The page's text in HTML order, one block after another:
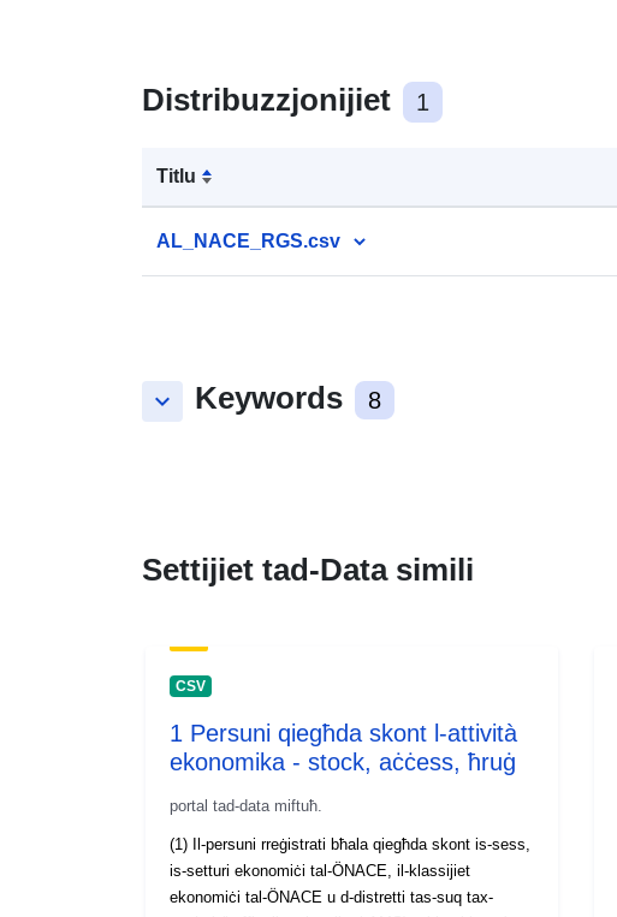
Distribuzzjonijiet 1
Titlu
AL_NACE_RGS.csv
keyboard_arrow_down Keywords 8
Settijiet tad-Data simili
CSV
1 Persuni qiegħda skont l-attività
ekonomika - stock, aċċess, ħruġ
portal tad-data miftuħ.
(1) Il-persuni rreġistrati bħala qiegħda skont is-sess,
is-setturi ekonomiċi tal-ÖNACE, il-klassijiet
ekonomiċi tal-ÖNACE u d-distretti tas-suq tax-